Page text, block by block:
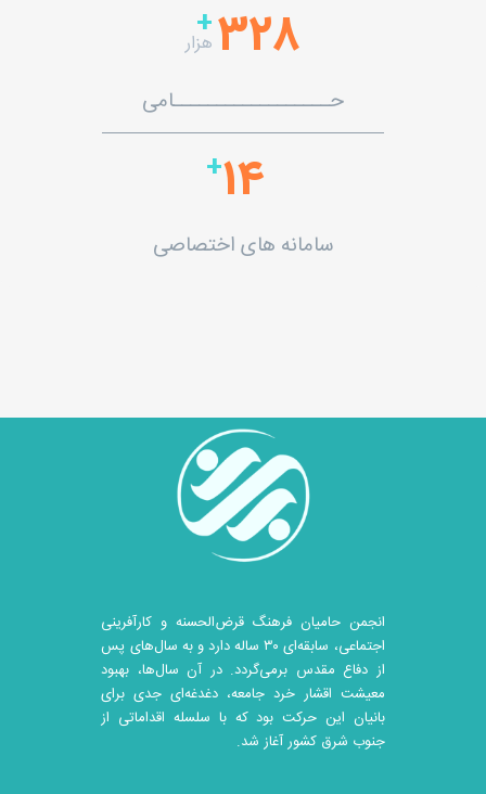
328
+
هزار
حــــــــــــــــــامی
14
+
سامانه های اختصاصی
انجمن حامیان فرهنگ قرض‌الحسنه و کارآفرینی
اجتماعی، سابقه‌ای ۳۰ ساله دارد و به سال‌های پس
از دفاع مقدس برمی‌گردد. در آن سال‎‌ها، بهبود
معیشت اقشار خرد جامعه، دغدغه‌ای جدی برای
بانیان این حرکت بود که با سلسله اقداماتی از
جنوب شرق کشور آغاز شد.